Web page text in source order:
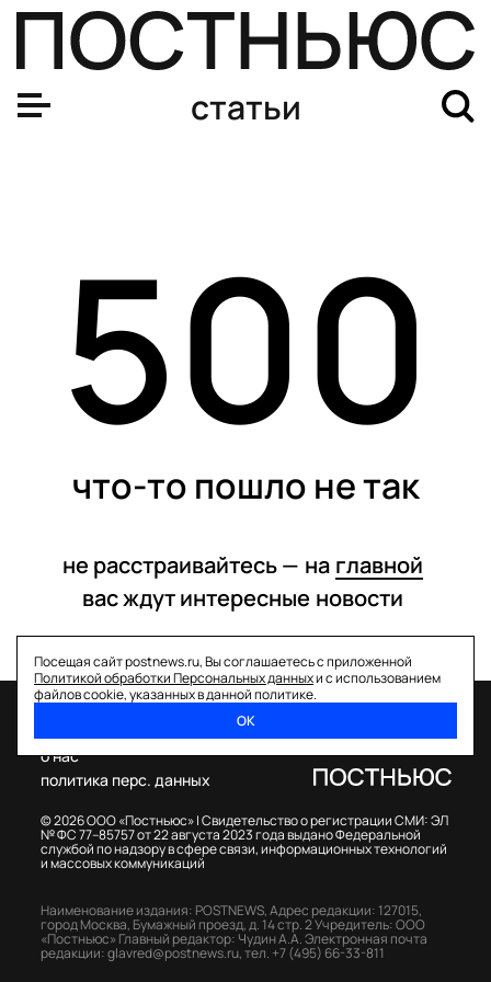
статьи
500
что-то пошло не так
не расстраивайтесь — на главной
вас ждут интересные новости
Посещая сайт postnews.ru, Вы соглашаетесь с приложенной
Политикой обработки Персональных данныхи с использованием
файлов cookie, указанных в данной политике.
ОК
© 2026 ООО «Постньюс» |Свидетельство о регистрации СМИ: ЭЛ
№ ФС 77–85757 от 22 августа 2023 года выдано Федеральной
службой по надзору в сфере связи, информационных технологий
и массовых коммуникаций
о нас
политика перс. данных
Наименование издания: POSTNEWS,Адрес редакции: 127015,
город Москва, Бумажный проезд, д. 14 стр. 2Учредитель: ООО
«Постньюс» Главный редактор: Чудин А.А.Электронная почта
редакции:glavred@postnews.ru,тел. +7 (495) 66-33-811